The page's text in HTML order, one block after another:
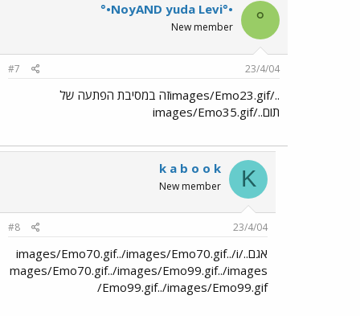
°
°•NoyAND yuda Levi°•
New member
23/4/04
#7
../images/Emo23.gifזה במסיבת הפתעה של
תום../images/Emo35.gif
K
k a b o o k
New member
23/4/04
#8
אגם../images/Emo70.gif../images/Emo70.gif../i
mages/Emo70.gif../images/Emo99.gif../images
/Emo99.gif../images/Emo99.gif